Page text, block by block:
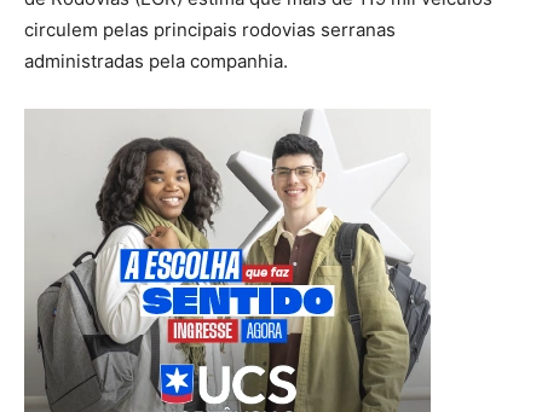
circulem pelas principais rodovias serranas
administradas pela companhia.